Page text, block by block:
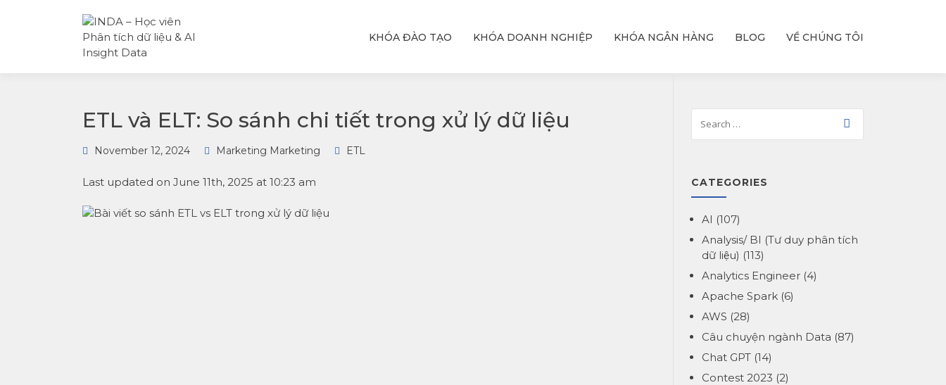
& AI INSIGHT
chứng khoán và doanh
KHÓA ĐÀO TẠO KHÓA DOANH NGHIỆP KHÓA NGÂN HÀNG BLOG VỀ CHÚNG TÔI
ETL và ELT: So sánh chi tiết trong xử lý dữ liệu
November 12, 2024 Marketing Marketing ETL
Last updated on June 11th, 2025 at 10:23 am CATEGORIES
AI (107)
Analysis/ BI (Tư duy phân tích
dữ liệu) (113)
Analytics Engineer (4)
Apache Spark (6)
AWS (28)
Câu chuyện ngành Data (87)
Chat GPT (14)
Contest 2023 (2)